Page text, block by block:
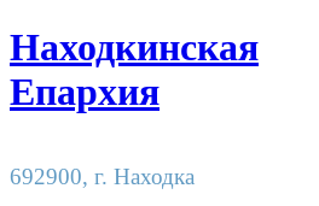
Находкинская
Епархия
692900, г. Находка